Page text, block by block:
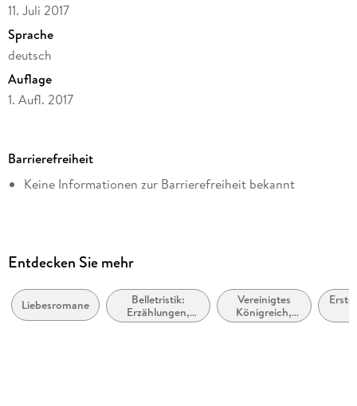
11. Juli 2017
Sprache
deutsch
Auflage
1. Aufl. 2017
Dateigröße
2,79 MB
Reihe
Autor/Autorin
Gesine Schulz
Barrierefreiheit
Keine Informationen zur Barrierefreiheit bekannt
Entdecken Sie mehr
Liebesromane
Belletristik:
Erzählungen,
Kurzgeschichten,
Vereinigtes
Königreich,
Großbritannien